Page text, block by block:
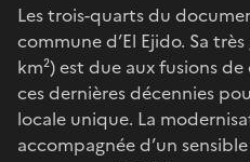
Les trois-quarts du
commune d’El Ejido. Sa
km²) est due aux fusions
ces dernières décennies
locale unique. La
accompagnée d’un